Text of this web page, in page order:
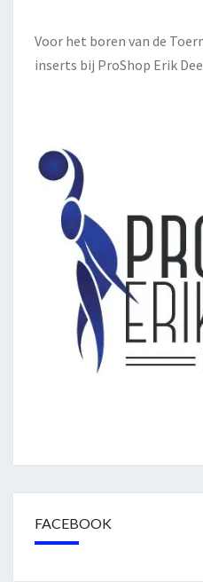
Voor het boren van de
inserts bij ProShop Erik
FACEBOOK